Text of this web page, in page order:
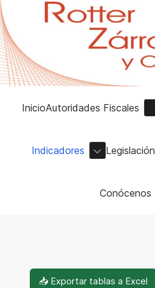
InicioAutoridades Fiscales
Indicadores Legislación
Conócenos
📥 Exportar tablas a Excel